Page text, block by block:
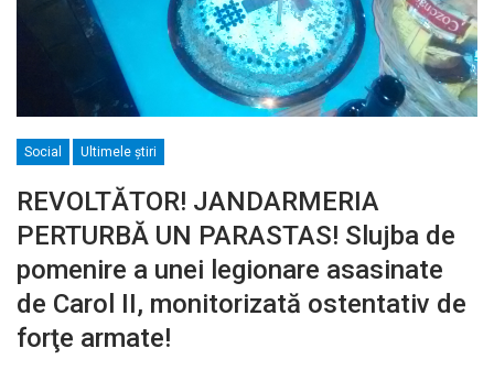
Social Ultimele ştiri
REVOLTĂTOR! JANDARMERIA
PERTURBĂ UN PARASTAS! Slujba de
pomenire a unei legionare asasinate
de Carol II, monitorizată ostentativ de
forţe armate!